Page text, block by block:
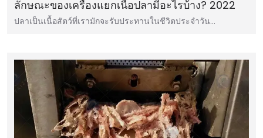
ลักษณะของเครื่องแยกเนื้อปลามีอะไรบ้าง? 2022
ปลาเป็นเนื้อสัตว์ที่เรามักจะรับประทานในชีวิตประจำวัน…